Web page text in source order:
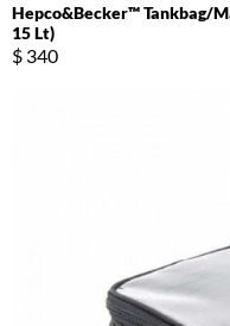
Hepco&Becker™ Tankbag/
15 Lt)
$ 340